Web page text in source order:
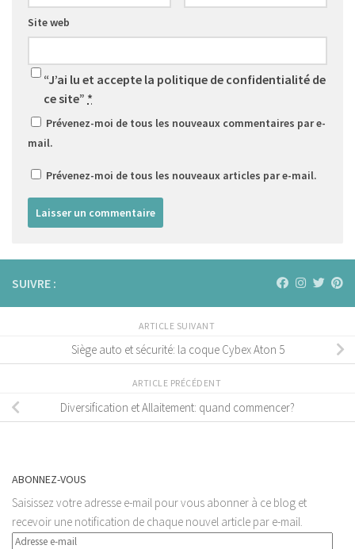
Site web
“J’ai lu et accepte la politique de confidentialité de
ce site” *
Prévenez-moi de tous les nouveaux commentaires par e-
mail.
Prévenez-moi de tous les nouveaux articles par e-mail.
SUIVRE :
ARTICLE SUIVANT
Siège auto et sécurité: la coque Cybex Aton 5
ARTICLE PRÉCÉDENT
Diversification et Allaitement: quand commencer?
ABONNEZ-VOUS
Saisissez votre adresse e-mail pour vous abonner à ce blog et
recevoir une notification de chaque nouvel article par e-mail.
Adresse